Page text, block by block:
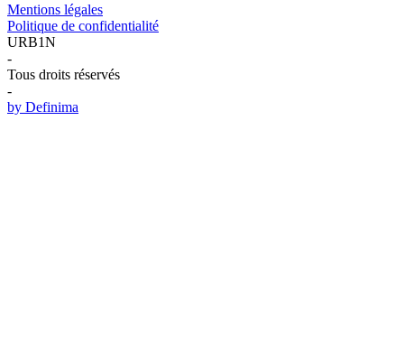
Mentions légales
Politique de confidentialité
URB1N
-
Tous droits réservés
-
by Definima